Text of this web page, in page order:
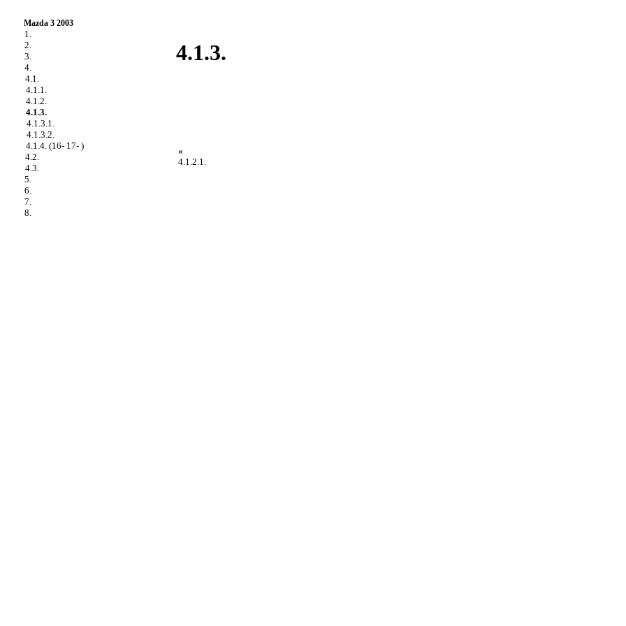
Mazda 3 2003
1.
2.
3.
4.
4.1.
4.1.1.
4.1.2.
4.1.3.
4.1.3.1.
4.1.3.2.
4.1.4. (16- 17- )
4.2.
4.3.
5.
6.
7.
8.
4.1.3.
«
4.1.2.1.